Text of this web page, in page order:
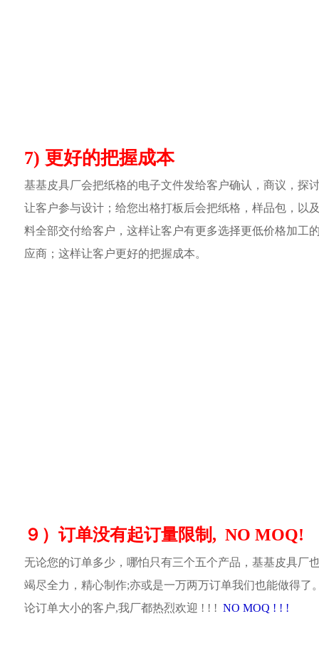
7) 更好的把握成本
基基皮具厂会把纸格的电子文件发给客户确认，商议，探
让客户参与设计；给您出格打板后会把纸格，样品包，以
料全部交付给客户，这样让客户有更多选择更低价格加工
应商；这样让客户更好的把握成本。
９）订单没有起订量限制, NO MOQ!
无论您的订单多少，哪怕只有三个五个产品，基基皮具厂
竭尽全力，精心制作;亦或是一万两万订单我们也能做得了
论订单大小的客户,我厂都热烈欢迎 ! ! ! NO MOQ ! ! !